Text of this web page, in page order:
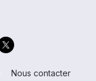
Nous contacter